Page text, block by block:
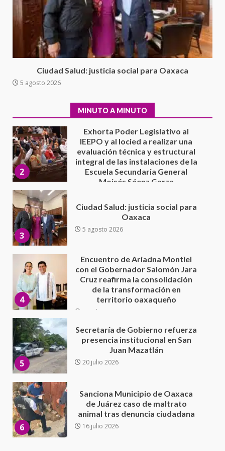
Ciudad Salud: justicia social para Oaxaca
5 agosto 2026
MINUTO A MINUTO
Avanza con orden y tranquilidad
el proceso electoral
extraordinario de Santiago
Xanica: Jesús Romero
7 agosto 2026
Exhorta Poder Legislativo al
IEEPO y al Iocied a realizar una
Escuela Secundaria General
Moisés Sáenz Garza
5 agosto 2026
3
Ciudad Salud: justicia social para
Oaxaca
5 agosto 2026
4
con el Gobernador Salomón Jara
Cruz reafirma la consolidación
de la transformación en
5
Secretaría de Gobierno refuerza
presencia institucional en San
Juan Mazatlán
20 julio 2026
6
Sanciona Municipio de Oaxaca
de Juárez caso de maltrato
animal tras denuncia ciudadana
16 julio 2026
7
California; FGR lo investiga por
presuntos delitos de
delincuencia organizada y
contrabando